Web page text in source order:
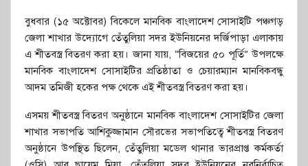
বুধবার (১৫ অক্টোবর) বিকেলে মানবিক বাংলাদেশ সোসাইটি পঞ্চগড়
জেলা শাখার উদ্যােগে তেঁতুলিয়া সদর ইউনিয়নের দর্জিপাড়া এলাকায়
এ শীতবস্ত্র বিতরণ করা হয়। জানা যায়, “বিজয়ের ৫০ পূর্তি” উপলক্ষে
মানবিক বাংলাদেশ সোসাইটির প্রতিষ্ঠাতা ও চেয়ারম্যান মানবিকবন্ধু
আদম তমিজী হকের পক্ষ থেকে এই শীতবস্ত্র বিতরণ করা হয়।
এসময় শীতবস্ত্র বিতরণ অনুষ্ঠানে মানবিক বাংলাদেশ সোসাইটির জেলা
শাখার সভাপতি আশিকুজ্জামান সৌরভের সভাপতিত্বে শীতবস্ত্র বিতরণ
অনুষ্ঠানে উপস্থিত ছিলেন, তেঁতুলিয়া মডেল থানার ভারপ্রাপ্ত কর্মকর্তা